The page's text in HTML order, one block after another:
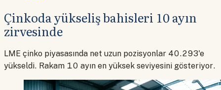
Çinkoda yükseliş bahisleri 10 ayın
zirvesinde
LME çinko piyasasında net uzun pozisyonlar 40.293'e
yükseldi. Rakam 10 ayın en yüksek seviyesini gösteriyor.